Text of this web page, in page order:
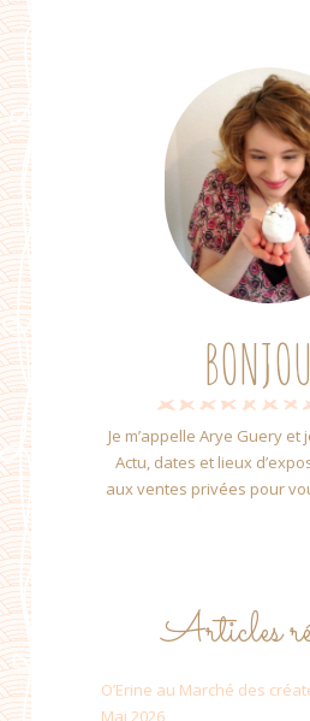
Je m’appelle Arye Guery et
Actu, dates et lieux
aux ventes privées pour
Articles
O’Erine au Marché des